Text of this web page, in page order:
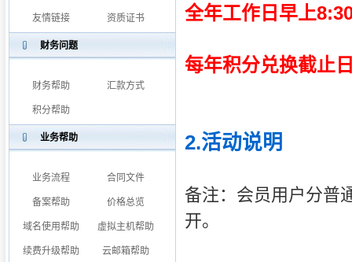
友情链接 资质证书
财务问题
财务帮助 汇款方式
积分帮助
业务帮助
业务流程 合同文件
备案帮助 价格总览
域名使用帮助 虚拟主机帮助
续费升级帮助 云邮箱帮助
全年工作日早上
每年积分兑换截止
2.活动说明
备注：会员用户分普
开。